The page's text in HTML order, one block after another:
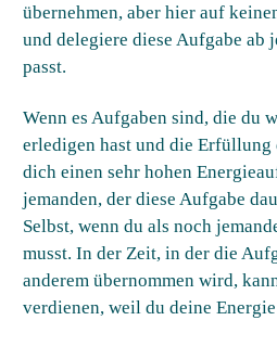
übernehmen, aber hier auf
und delegiere diese Aufgabe ab
passt.
Wenn es Aufgaben sind, die du
erledigen hast und die Erfüllung
dich einen sehr hohen
jemanden, der diese Aufgabe
Selbst, wenn du als noch
musst. In der Zeit, in der die
anderem übernommen wird,
verdienen, weil du deine